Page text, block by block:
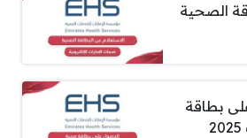
الصحية
بطاقة